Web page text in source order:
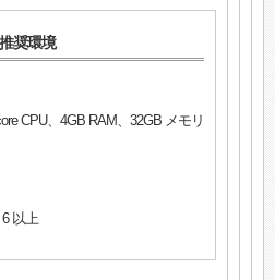
奨環境
CPU、4GB RAM、32GB メモリ
以上